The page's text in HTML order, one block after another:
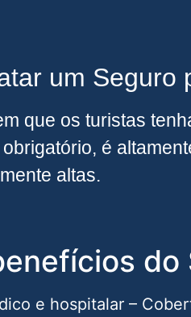
um Seguro
que os turistas
é
altas.
do
e hospitalar –